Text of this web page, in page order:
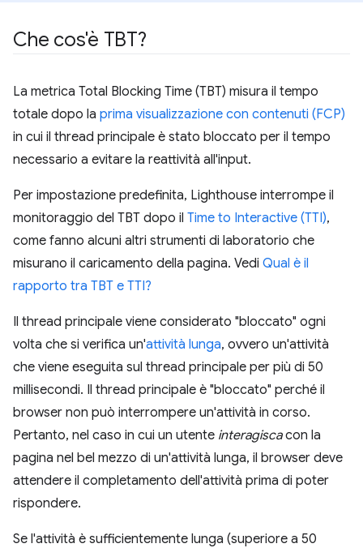
Che cos'è TBT?
La metrica Total Blocking Time (TBT) misura il tempo
totale dopo la prima visualizzazione con contenuti (FCP)
in cui il thread principale è stato bloccato per il tempo
necessario a evitare la reattività all'input.
Per impostazione predefinita, Lighthouse interrompe il
monitoraggio del TBT dopo il Time to Interactive (TTI),
come fanno alcuni altri strumenti di laboratorio che
misurano il caricamento della pagina. Vedi Qual è il
rapporto tra TBT e TTI?
Il thread principale viene considerato "bloccato" ogni
volta che si verifica un'attività lunga, ovvero un'attività
che viene eseguita sul thread principale per più di 50
millisecondi. Il thread principale è "bloccato" perché il
browser non può interrompere un'attività in corso.
Pertanto, nel caso in cui un utente interagiscacon la
pagina nel bel mezzo di un'attività lunga, il browser deve
attendere il completamento dell'attività prima di poter
rispondere.
Se l'attività è sufficientemente lunga (superiore a 50